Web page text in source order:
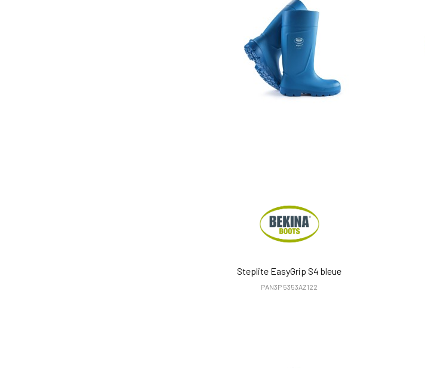
Steplite EasyGrip S4 bleue
PAN3P 5353AZ122